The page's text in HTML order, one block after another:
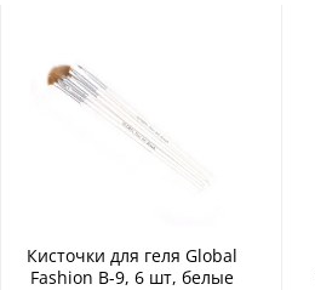
Кисточки для геля Global
Fashion B-9, 6 шт, белые